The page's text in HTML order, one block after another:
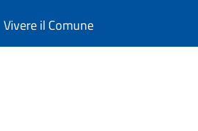
Vivere il Comune